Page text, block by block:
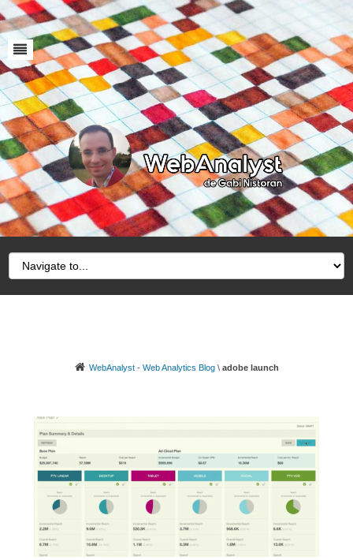
WebAnalyst - Web Analytics Blog\ adobe launch